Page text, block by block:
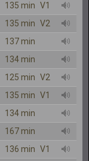
135 min V1
135 min V2
137 min
134 min
125 min V2
135 min V1
134 min
167 min
136 min V1